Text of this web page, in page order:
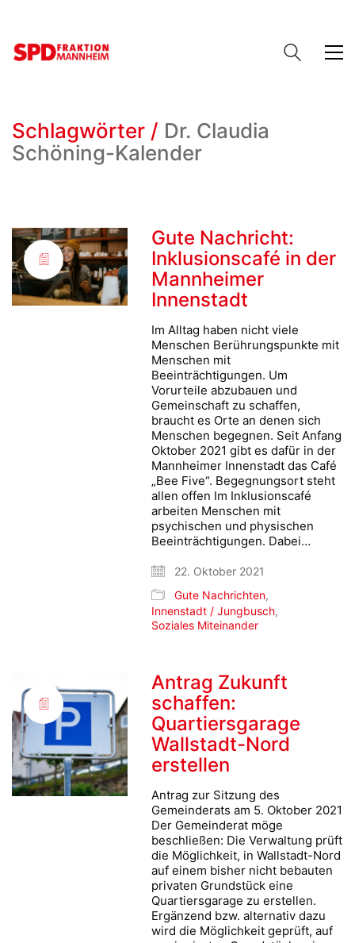
Schlagwörter / Dr. Claudia
Schöning-Kalender
Gute Nachricht:
Inklusionscafé in der
Mannheimer
Innenstadt
Im Alltag haben nicht viele
Menschen Berührungspunkte mit
Menschen mit
Beeinträchtigungen. Um
Vorurteile abzubauen und
Gemeinschaft zu schaffen,
braucht es Orte an denen sich
Menschen begegnen. Seit Anfang
Oktober 2021 gibt es dafür in der
Mannheimer Innenstadt das Café
„Bee Five“. Begegnungsort steht
allen offen Im Inklusionscafé
arbeiten Menschen mit
psychischen und physischen
Beeinträchtigungen. Dabei…
22. Oktober 2021
Gute Nachrichten,
Innenstadt / Jungbusch,
Soziales Miteinander
Antrag Zukunft
schaffen:
Quartiersgarage
Wallstadt-Nord
erstellen
Antrag zur Sitzung des
Gemeinderats am 5. Oktober 2021
Der Gemeinderat möge
beschließen: Die Verwaltung prüft
die Möglichkeit, in Wallstadt-Nord
auf einem bisher nicht bebauten
privaten Grundstück eine
Quartiersgarage zu erstellen.
Ergänzend bzw. alternativ dazu
wird die Möglichkeit geprüft, auf